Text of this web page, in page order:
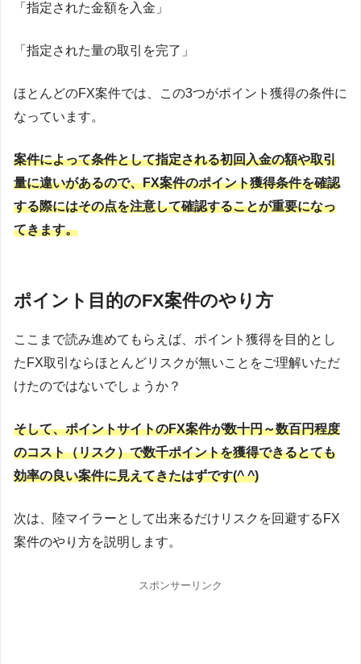
「指定された金額を入金」
「指定された量の取引を完了」
ほとんどのFX案件では、この3つがポイント獲得の条件に
なっています。
案件によって条件として指定される初回入金の額や取引
量に違いがあるので、FX案件のポイント獲得条件を確認
する際にはその点を注意して確認することが重要になっ
てきます。
ポイント目的のFX案件のやり方
ここまで読み進めてもらえば、ポイント獲得を目的とし
たFX取引ならほとんどリスクが無いことをご理解いただ
けたのではないでしょうか？
そして、ポイントサイトのFX案件が数十円～数百円程度
のコスト（リスク）で数千ポイントを獲得できるとても
効率の良い案件に見えてきたはずです(^ ^)
次は、陸マイラーとして出来るだけリスクを回避するFX
案件のやり方を説明します。
スポンサーリンク